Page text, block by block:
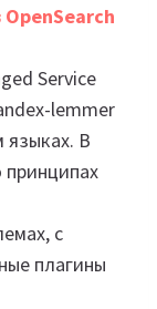
Service
lemmer
языках. В
принципах
с
плагины